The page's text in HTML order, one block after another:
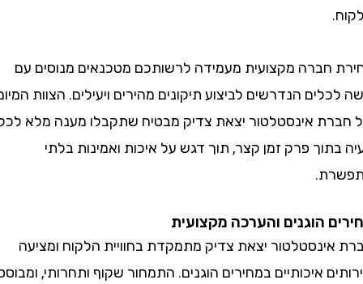
מקצועית מעמידה לרשותכם מטכנאים מנוסים עם
הנדרשים לביצוע תיקונים מהירים ויעילים. הצוות המיומן
אינסטלטור יצאת צדיק מבטיח שתקבלו מענה מלא לכל
פרק זמן קצר, תוך דגש על איכות ואמינות בלתי
הוגנים והערכה מקצועית
יצאת צדיק מתמקדת בחוויית הלקוח ומציעה
איכותיים במחירים הוגנים. התמחור שקוף ותחרותי, ומבוסס